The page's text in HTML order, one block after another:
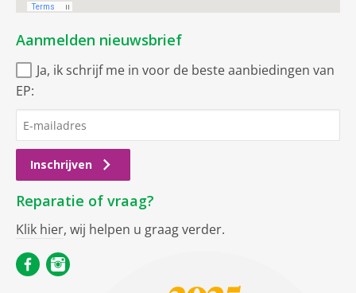
Aanmelden nieuwsbrief
Ja, ik schrijf me in voor de beste aanbiedingen van
EP:
Inschrijven
Reparatie of vraag?
Klik hier, wij helpen u graag verder.